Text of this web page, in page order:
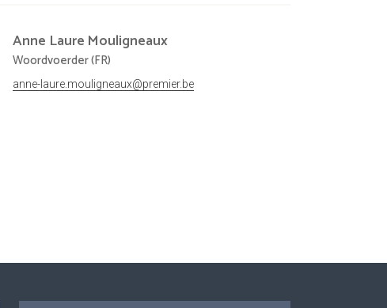
Anne Laure Mouligneaux
Woordvoerder (FR)
anne-laure.mouligneaux@premier.be